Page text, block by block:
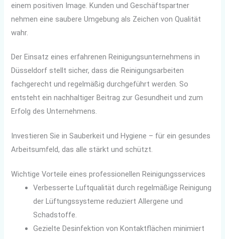
einem positiven Image. Kunden und Geschäftspartner
nehmen eine saubere Umgebung als Zeichen von Qualität
wahr.
Der Einsatz eines erfahrenen Reinigungsunternehmens in
Düsseldorf stellt sicher, dass die Reinigungsarbeiten
fachgerecht und regelmäßig durchgeführt werden. So
entsteht ein nachhaltiger Beitrag zur Gesundheit und zum
Erfolg des Unternehmens.
Investieren Sie in Sauberkeit und Hygiene – für ein gesundes
Arbeitsumfeld, das alle stärkt und schützt.
Wichtige Vorteile eines professionellen Reinigungsservices
Verbesserte Luftqualität durch regelmäßige Reinigung
der Lüftungssysteme reduziert Allergene und
Schadstoffe.
Gezielte Desinfektion von Kontaktflächen minimiert